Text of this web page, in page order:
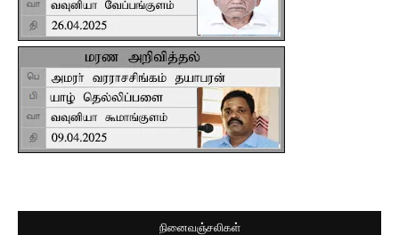
நினைவஞ்சலிகள்